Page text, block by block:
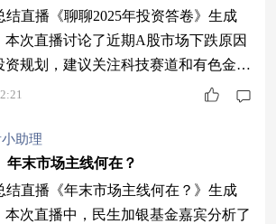
结直播《聊聊2025年投资答卷》生成
本次直播讨论了近期A股市场下跌原因
资规划，建议关注科技赛道和有色金属
嘉宾介绍了民生加银专精特新智选混合
A类、短期选C类。同时推荐固收类
健选择，提醒投资者需关注赛道、时机
建议通过专业基金参与市场，并注意
最后强调了投资带来的双重价
助理
年末市场主线何在？
结直播《年末市场主线何在？》生成
本次直播中，民生加银基金嘉宾分析了